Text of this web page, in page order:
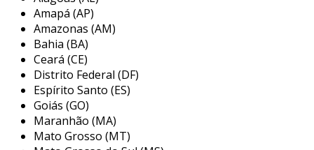
em essência, a automação busca substituir
tarefas manuais por processos automáticos,
reduzindo a necessidade de intervenção
humana. isso não apenas acelera a produção,
mas também minimiza erros, melhora a
qualidade dos produtos e diminui custos
operacionais. a automação pode variar desde
sistemas simples, como o controle de
temperatura em fornos, até fábricas inteiras
Amapá (AP)
Amazonas (AM)
Bahia (BA)
Ceará (CE)
Distrito Federal (DF)
Espírito Santo (ES)
Goiás (GO)
Maranhão (MA)
Mato Grosso (MT)